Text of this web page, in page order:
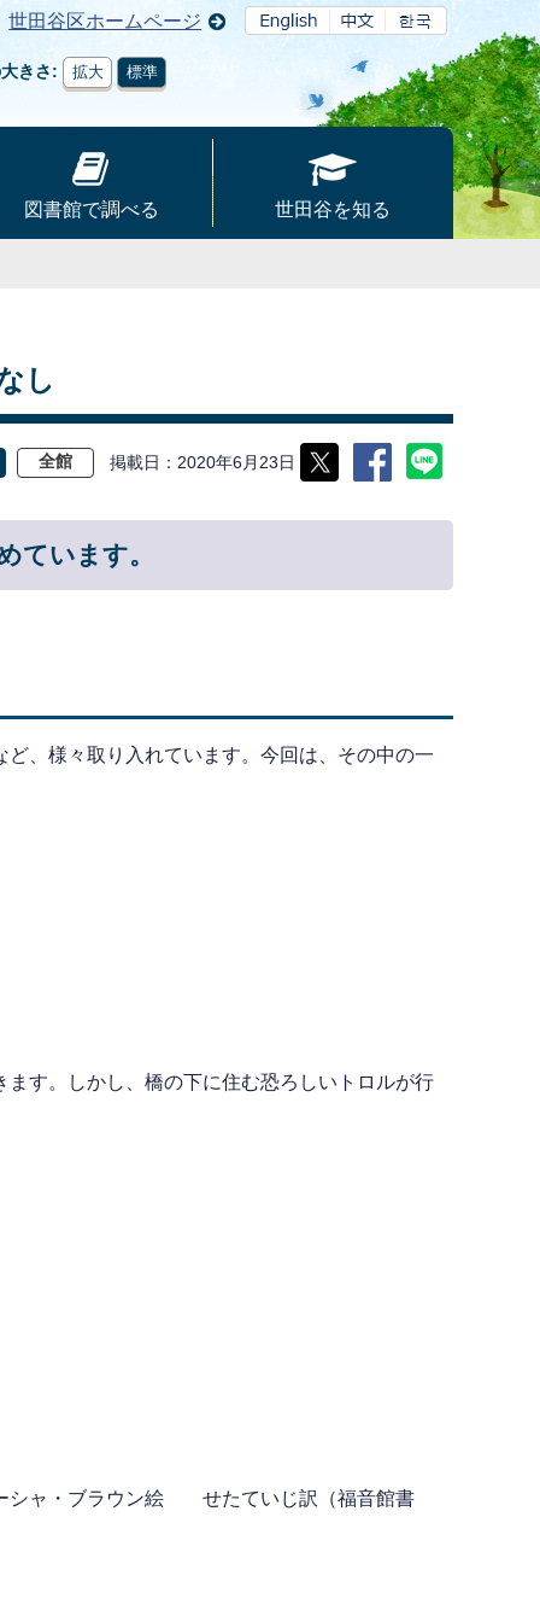
世田谷区ホームページ
きさ 拡大 標準
図書館で調べる 世田谷を知る
し
全館 掲載日 2020年6月23日
ています。
、様々取り入れています。今回は、その中の一
す。しかし、橋の下に住む恐ろしいトロルが行
シャ・ブラウン絵 せたていじ訳（福音館書